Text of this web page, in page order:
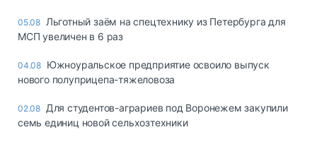
05.08 Льготный заём на спецтехнику из Петербурга для
МСП увеличен в 6 раз
04.08 Южноуральское предприятие освоило выпуск
нового полуприцепа-тяжеловоза
02.08 Для студентов-аграриев под Воронежем закупили
семь единиц новой сельхозтехники